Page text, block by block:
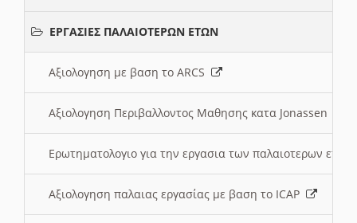
ΕΡΓΑΣΙΕΣ ΠΑΛΑΙΟΤΕΡΩΝ ΕΤΩΝ
Αξιολογηση με βαση το ARCS
Αξιολογηση Περιβαλλοντος Μαθησης κατα Jonassen
Ερωτηματολογιο για την εργασια των παλαιοτερων
Αξιολογηση παλαιας εργασίας με βαση το ICAP